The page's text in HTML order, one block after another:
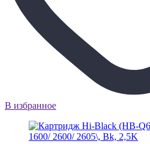
В избранное